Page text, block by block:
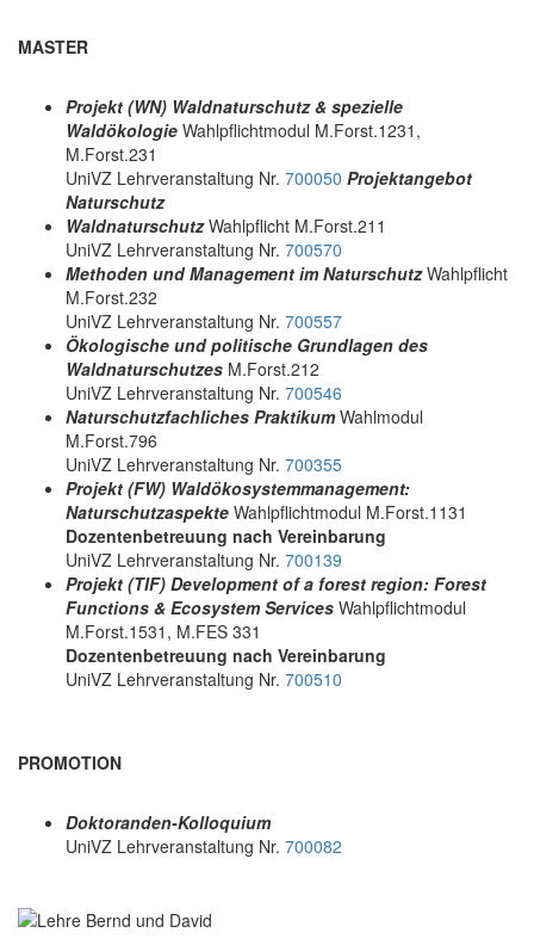
MASTER
Projekt (WN) Waldnaturschutz & spezielle
Waldökologie Wahlpflichtmodul M.Forst.1231,
M.Forst.231
UniVZ Lehrveranstaltung Nr. 700050 Projektangebot
Naturschutz
WaldnaturschutzWahlpflicht M.Forst.211
UniVZ Lehrveranstaltung Nr. 700570
Methoden und Management im NaturschutzWahlpflicht
M.Forst.232
UniVZ Lehrveranstaltung Nr. 700557
Ökologische und politische Grundlagen des
Waldnaturschutzes M.Forst.212
UniVZ Lehrveranstaltung Nr. 700546
Naturschutzfachliches PraktikumWahlmodul
M.Forst.796
UniVZ Lehrveranstaltung Nr. 700355
Projekt (FW) Waldökosystemmanagement:
Naturschutzaspekte Wahlpflichtmodul M.Forst.1131
Dozentenbetreuung nach Vereinbarung
UniVZ Lehrveranstaltung Nr. 700139
Projekt (TIF) Development of a forest region: Forest
Functions & Ecosystem Services Wahlpflichtmodul
M.Forst.1531, M.FES 331
Dozentenbetreuung nach Vereinbarung
UniVZ Lehrveranstaltung Nr. 700510
PROMOTION
Doktoranden-Kolloquium
UniVZ Lehrveranstaltung Nr. 700082